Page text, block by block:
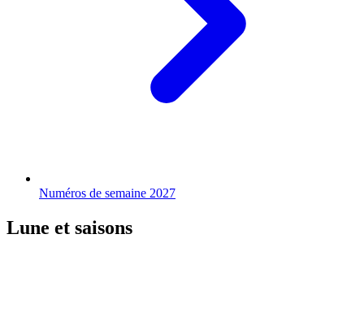
Numéros de semaine 2027
Lune et saisons